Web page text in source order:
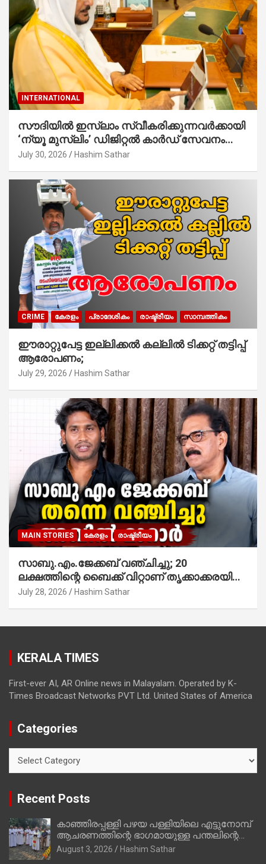
INTERNATIONAL
സൗദിയില്‍ ഇസ്‌ലാം സ്വീകരിക്കുന്നവര്‍ക്കായി
‘ന്യൂ മുസ്ലിം’ ഡിജിറ്റല്‍ കാര്‍ഡ് സേവനം
ആരംഭിച്ചു
July 30, 2026 Hashim Sathar
CRIME കേരളം പ്രാദേശികം രാഷ്ട്രീയം സാമ്പത്തികം
ഈരാറ്റുപേട്ട ഇല്ലിക്കൽ കല്ലിൽ ടിക്കറ്റ് തട്ടിപ്പ്
ആരോപണം;
July 29, 2026 Hashim Sathar
MAIN STORIES കേരളം രാഷ്ട്രീയം
സാബു.എം.ജേക്കബ് വഞ്ചിച്ചു; 20
ലക്ഷത്തിന്റെ ബൈക്ക് വിറ്റാണ് തൃക്കാക്കരയില്‍
മത്സരിച്ചത്! പ്രചാരണത്തിന് രണ്ടേ രണ്ടുപേര്‍
അഖില്‍ മാരാര്‍ ട്വന്റി 20 വിട്ടു
July 28, 2026 Hashim Sathar
KERALA TIMES
First-ever AI, AR Online news in Malayalam. Operated by K-
Times Broadcast Networks PVT Ltd. United States of America
Categories
Recent Posts
കാഞ്ഞിരപ്പള്ളി പഴയ പള്ളിയിലെ എട്ടുനോമ്പ്
ആചരണത്തിന്റെ ഭാഗമായുള്ള പന്തലിന്റെ
കാൽനാട്ട് കർമ്മം ആർച്ച് പ്രീസ്റ്റ് വെരി.
റവ.ഫാ. കുര്യൻ താമരശ്ശേരി നിർവഹിക്കുന്നു.
August 3, 2026 Hashim Sathar